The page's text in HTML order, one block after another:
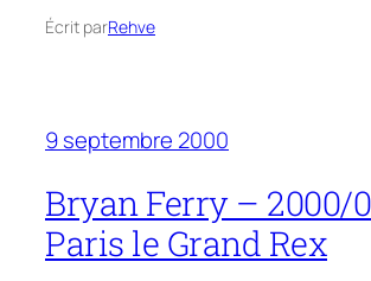
Écrit parRehve
9 septembre 2000
Bryan Ferry – 2000/
Paris le Grand Rex